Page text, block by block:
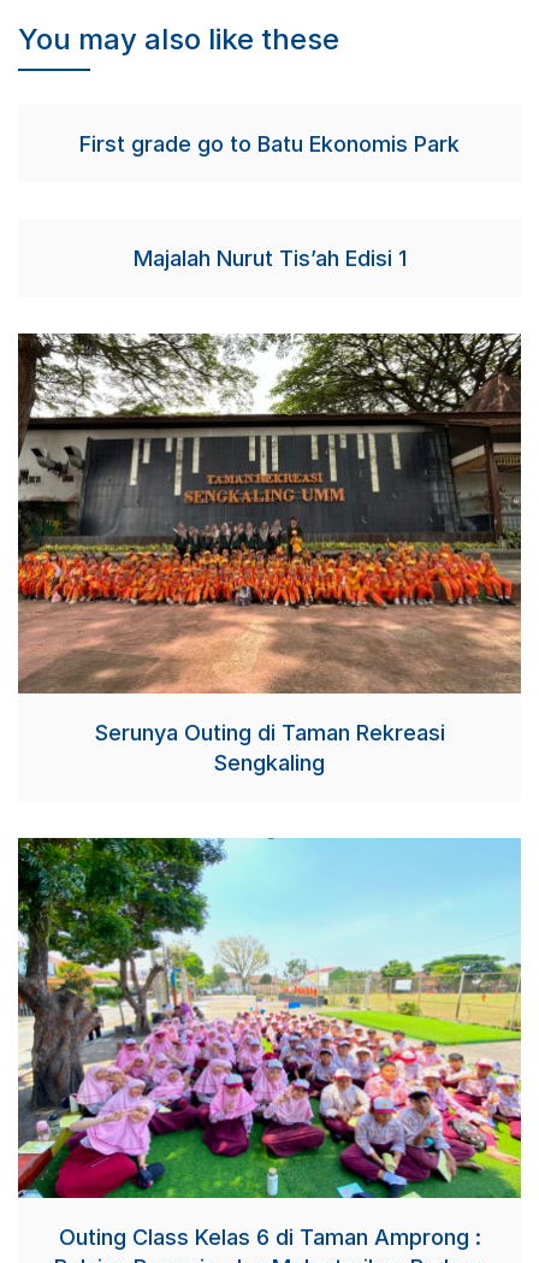
You may also like these
First grade go to Batu Ekonomis Park
Majalah Nurut Tis’ah Edisi 1
Serunya Outing di Taman Rekreasi
Sengkaling
Outing Class Kelas 6 di Taman Amprong :